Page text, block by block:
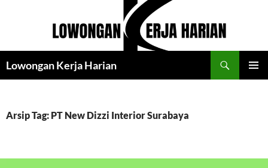
Lowongan Kerja Harian
Arsip Tag: PT New Dizzi Interior Surabaya